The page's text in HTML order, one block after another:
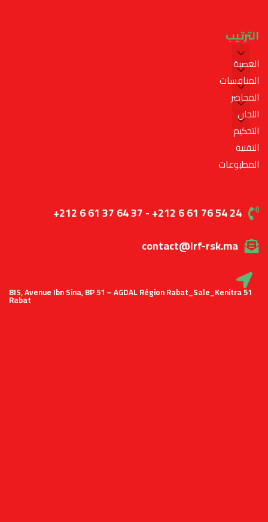
الترتيب
العصبة
المنافسات
المحاضر
اللجان
التحكيم
التقنية
المطبوعات
+212 6 61 37 64 37 - +212 6 61 76 54 24
contact@lrf-rsk.ma
51 BIS, Avenue Ibn Sina, BP 51 – AGDAL Région Rabat_Sale_Kenitra
Rabat